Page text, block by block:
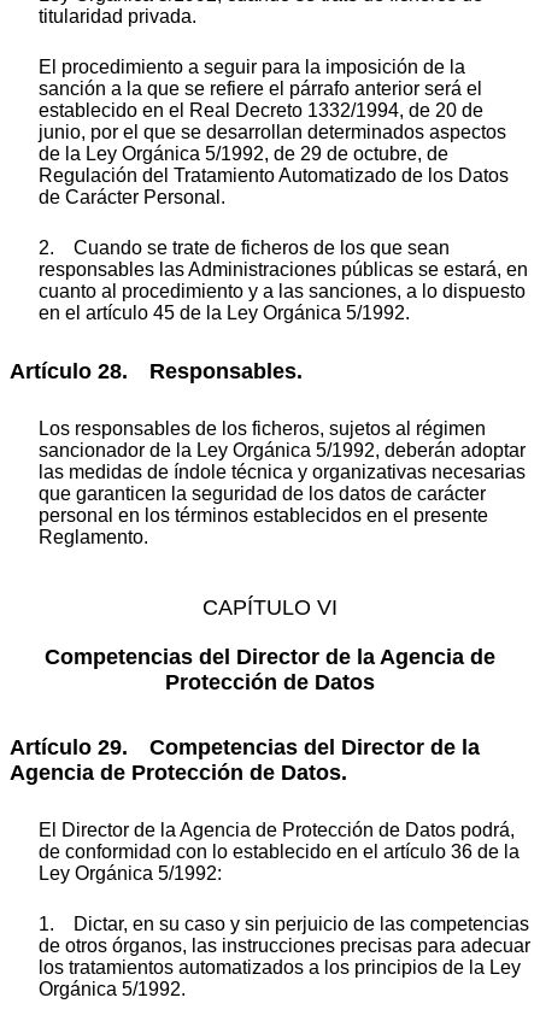
titularidad privada.
El procedimiento a seguir para la imposición de la
sanción a la que se refiere el párrafo anterior será el
establecido en el Real Decreto 1332/1994, de 20 de
junio, por el que se desarrollan determinados aspectos
de la Ley Orgánica 5/1992, de 29 de octubre, de
Regulación del Tratamiento Automatizado de los Datos
de Carácter Personal.
2. Cuando se trate de ficheros de los que sean
responsables las Administraciones públicas se estará, en
cuanto al procedimiento y a las sanciones, a lo dispuesto
en el artículo 45 de la Ley Orgánica 5/1992.
Artículo 28. Responsables.
Los responsables de los ficheros, sujetos al régimen
sancionador de la Ley Orgánica 5/1992, deberán adoptar
las medidas de índole técnica y organizativas necesarias
que garanticen la seguridad de los datos de carácter
personal en los términos establecidos en el presente
Reglamento.
CAPÍTULO VI
Competencias del Director de la Agencia de
Protección de Datos
Artículo 29. Competencias del Director de la
Agencia de Protección de Datos.
El Director de la Agencia de Protección de Datos podrá,
de conformidad con lo establecido en el artículo 36 de la
Ley Orgánica 5/1992:
1. Dictar, en su caso y sin perjuicio de las competencias
de otros órganos, las instrucciones precisas para adecuar
los tratamientos automatizados a los principios de la Ley
Orgánica 5/1992.